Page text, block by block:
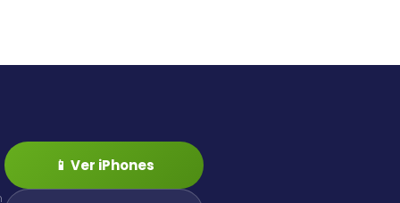
📱 Ver iPhones